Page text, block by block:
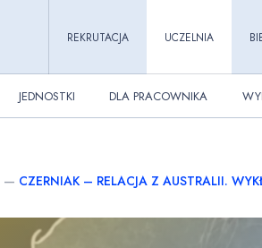
REKRUTACJA UCZELNIA
JEDNOSTKI DLA PRACOWNIKA
— CZERNIAK – RELACJA Z AUSTRALII.